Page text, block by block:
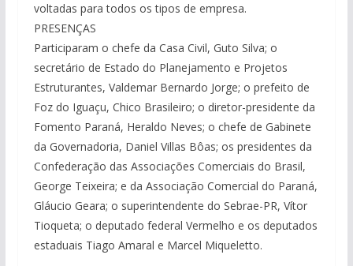
voltadas para todos os tipos de empresa.
PRESENÇAS
Participaram o chefe da Casa Civil, Guto Silva; o
secretário de Estado do Planejamento e Projetos
Estruturantes, Valdemar Bernardo Jorge; o prefeito de
Foz do Iguaçu, Chico Brasileiro; o diretor-presidente da
Fomento Paraná, Heraldo Neves; o chefe de Gabinete
da Governadoria, Daniel Villas Bôas; os presidentes da
Confederação das Associações Comerciais do Brasil,
George Teixeira; e da Associação Comercial do Paraná,
Gláucio Geara; o superintendente do Sebrae-PR, Vítor
Tioqueta; o deputado federal Vermelho e os deputados
estaduais Tiago Amaral e Marcel Miqueletto.